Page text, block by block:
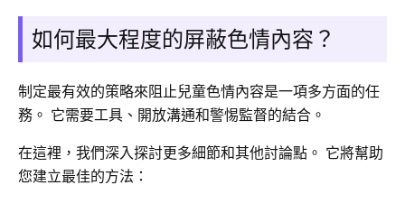
如何最大程度的屏蔽色情內容？
制定最有效的策略來阻止兒童色情內容是一項多方面的任
務。 它需要工具、開放溝通和警惕監督的結合。
在這裡，我們深入探討更多細節和其他討論點。 它將幫助
您建立最佳的方法：